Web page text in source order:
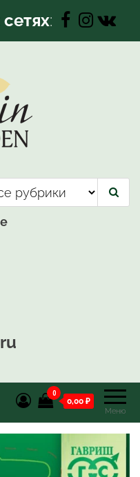
:
центр
центр, Растения
для вашего сада
Меню
0
0,00 ₽